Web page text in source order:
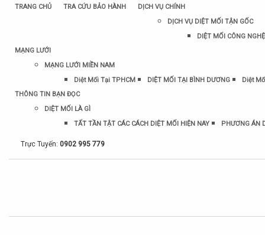
TRANG CHỦ TRA CỨU BẢO HÀNH
DỊCH VỤ CHÍNH
DỊCH VỤ DIỆT MỐI TẬN GỐC
DIỆT MỐI CÔNG
MẠNG LƯỚI
MẠNG LƯỚI MIỀN NAM
Diệt Mối Tại TPHCM
DIỆT MỐI TẠI BÌNH DƯƠNG
Diệt
THÔNG TIN BẠN ĐỌC
DIỆT MỐI LÀ GÌ
TẤT TẦN TẬT CÁC CÁCH DIỆT MỐI HIỆN NAY
PHƯƠNG ÁN
Trực Tuyến: 0902 995 779